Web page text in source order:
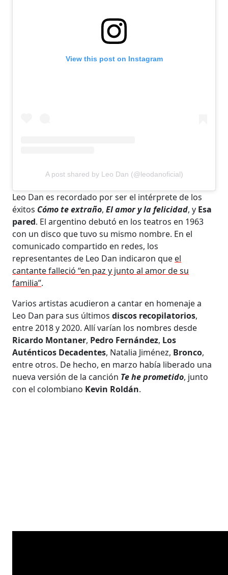
View this post on Instagram
A post shared by Leo Dan (@leodanoficial)
Leo Dan es recordado por ser el intérprete de los
éxitos Cómo te extraño,El amor y la felicidad, y Esa
pared. El argentino debutó en los teatros en 1963
con un disco que tuvo su mismo nombre. En el
comunicado compartido en redes, los
representantes de Leo Dan indicaron que el
cantante falleció “en paz y junto al amor de su
familia”.
Varios artistas acudieron a cantar en homenaje a
Leo Dan para sus últimosdiscos recopilatorios,
entre 2018 y 2020. Allí varían los nombres desde
Ricardo Montaner, Pedro Fernández, Los
Auténticos Decadentes, Natalia Jiménez, Bronco,
entre otros. De hecho, en marzo había liberado una
nueva versión de la canción Te he prometido, junto
con el colombiano Kevin Roldán.